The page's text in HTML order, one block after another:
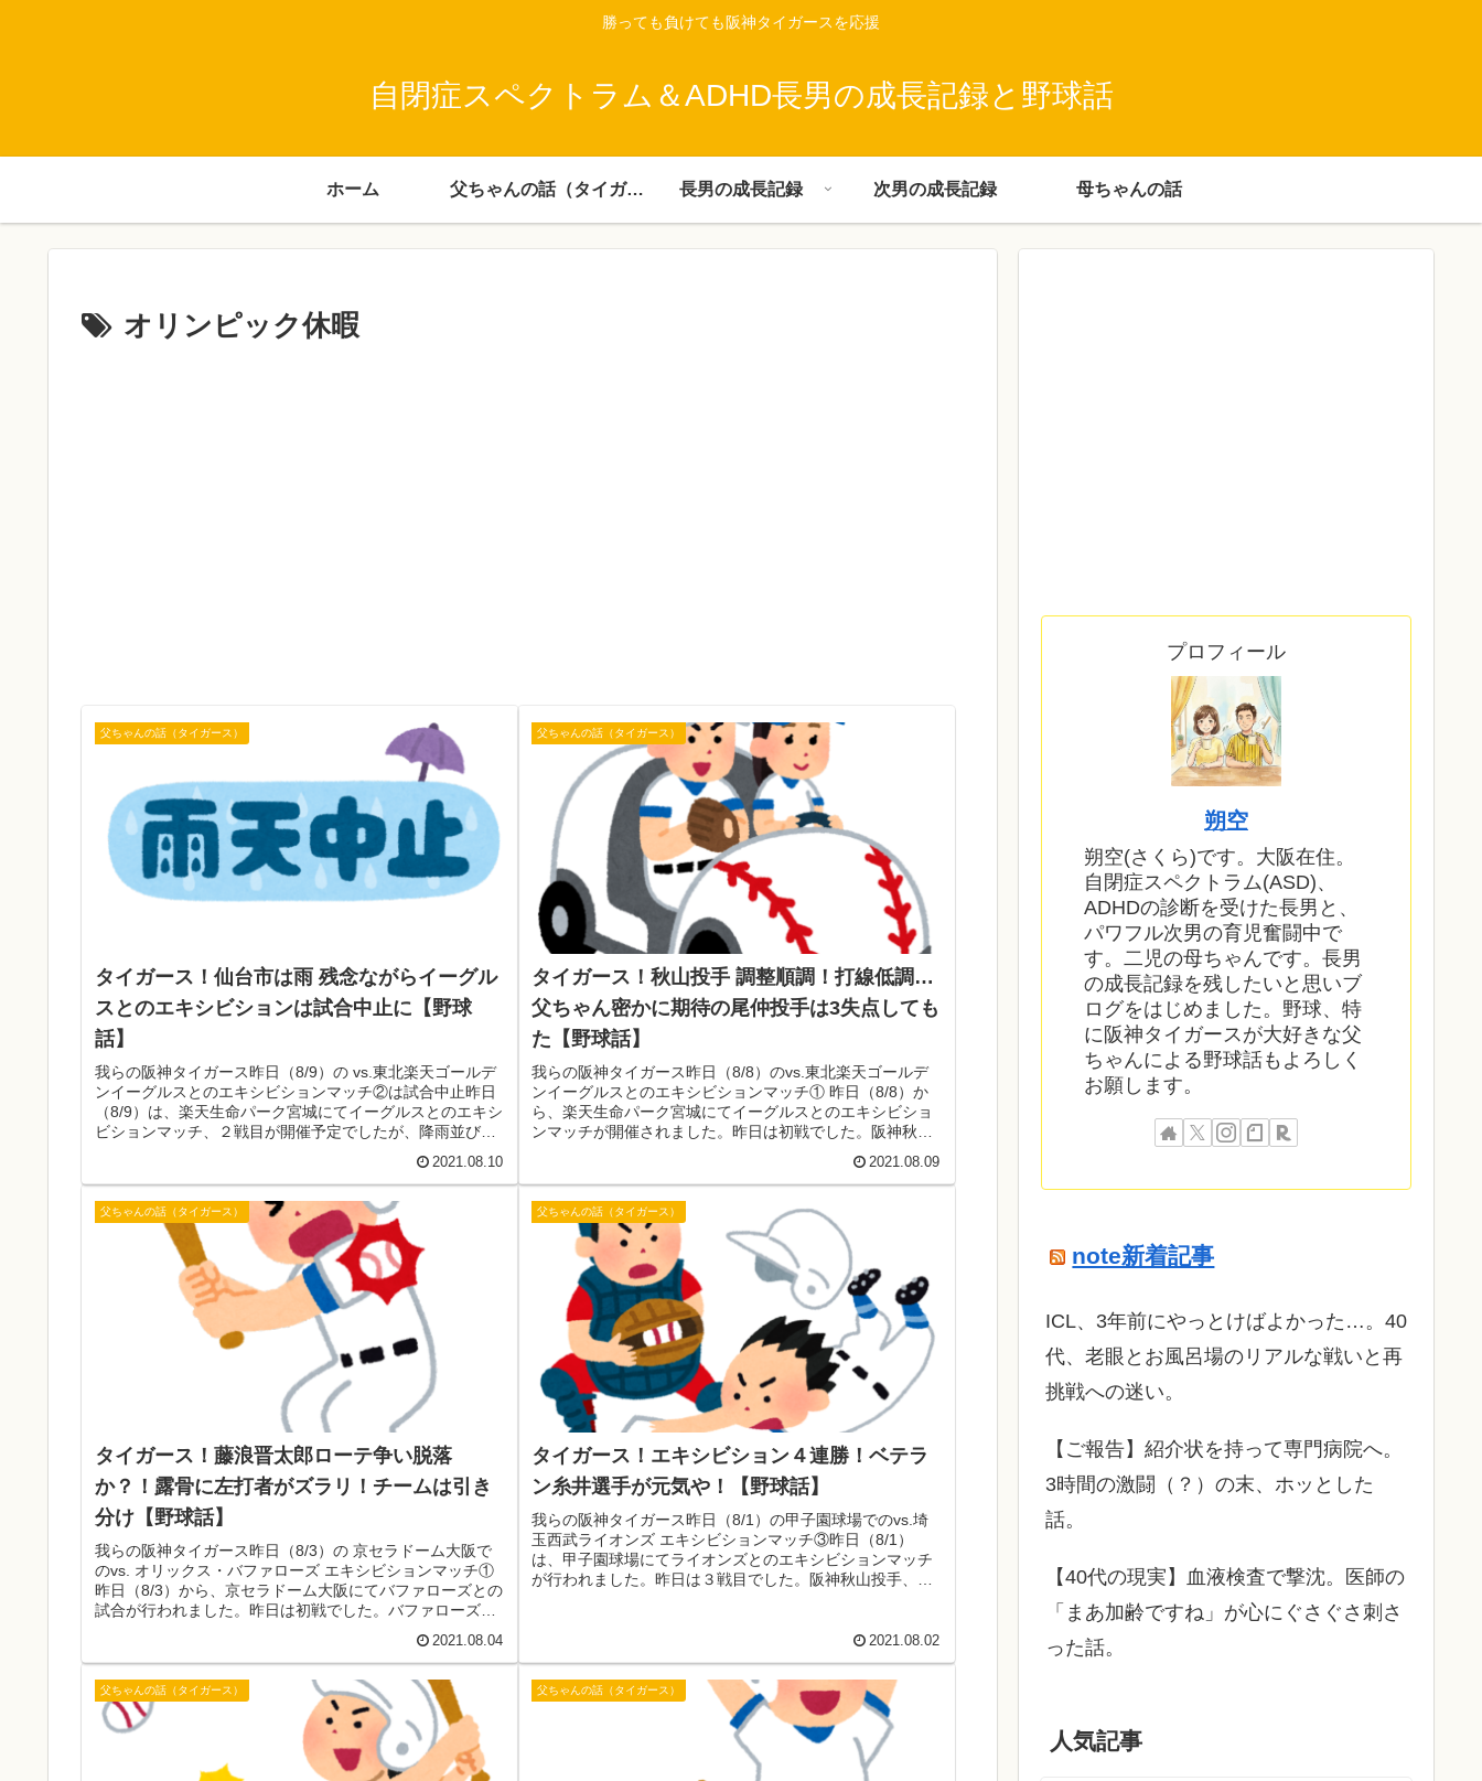
勝っても負けても阪神タイガースを応援
自閉症スペクトラム＆ADHD長男の成長記録と野球話
ホーム 父ちゃんの話（タイガース） 長男の成長記録 次男の成長記録 母ちゃんの話
オリンピック休暇
父ちゃんの話（タイガース）
タイガース！仙台市は雨 残念ながらイーグル
スとのエキシビションは試合中止に【野球
話】
我らの阪神タイガース昨日（8/9）の vs.東北楽天ゴールデ
ンイーグルスとのエキシビションマッチ②は試合中止昨日
（8/9）は、楽天生命パーク宮城にてイーグルスとのエキシ
ビションマッチ、２戦目が開催予定でしたが、降雨並びに
2021.08.10
父ちゃんの話（タイガース）
タイガース！秋山投手 調整順調！打線低調…
父ちゃん密かに期待の尾仲投手は3失点しても
た【野球話】
我らの阪神タイガース昨日（8/8）のvs.東北楽天ゴールデ
ンイーグルスとのエキシビションマッチ① 昨日（8/8）か
ら、楽天生命パーク宮城にてイーグルスとのエキシビショ
ンマッチが開催されました。昨日は初戦でした。阪神秋山
2021.08.09
父ちゃんの話（タイガース）
タイガース！藤浪晋太郎ローテ争い脱落
か？！露骨に左打者がズラリ！チームは引き
分け【野球話】
我らの阪神タイガース昨日（8/3）の 京セラドーム大阪で
のvs. オリックス・バファローズ エキシビションマッチ①
昨日（8/3）から、京セラドーム大阪にてバファローズとの
試合が行われました。昨日は初戦でした。バファローズと
2021.08.04
父ちゃんの話（タイガース）
タイガース！エキシビション４連勝！ベテラ
ン糸井選手が元気や！【野球話】
我らの阪神タイガース昨日（8/1）の甲子園球場でのvs.埼
玉西武ライオンズ エキシビションマッチ③昨日（8/1）
は、甲子園球場にてライオンズとのエキシビションマッチ
が行われました。昨日は３戦目でした。阪神秋山投手、西
2021.08.02
父ちゃんの話（タイガース） 父ちゃんの話（タイガース）
プロフィール
朔空
朔空(さくら)です。大阪在住。
自閉症スペクトラム(ASD)、
ADHDの診断を受けた長男と、
パワフル次男の育児奮闘中で
す。二児の母ちゃんです。長男
の成長記録を残したいと思いブ
ログをはじめました。野球、特
に阪神タイガースが大好きな父
ちゃんによる野球話もよろしく
お願します。
note新着記事
ICL、3年前にやっとけばよかった…。40
代、老眼とお風呂場のリアルな戦いと再
挑戦への迷い。
​【ご報告】紹介状を持って専門病院へ。
3時間の激闘（？）の末、ホッとした
話。
【40代の現実】血液検査で撃沈。医師の
「まあ加齢ですね」が心にぐさぐさ刺さ
った話。
人気記事